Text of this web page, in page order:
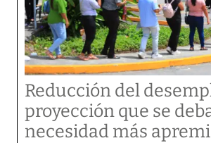
Reducción del
proyección que se
necesidad más